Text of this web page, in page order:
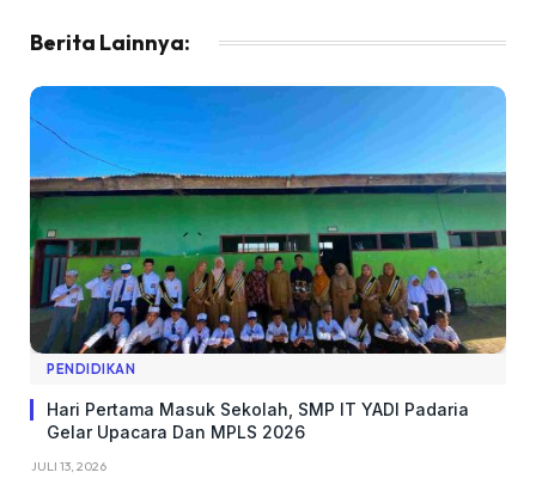
Berita Lainnya:
PENDIDIKAN
Hari Pertama Masuk Sekolah, SMP IT YADI Padaria
Gelar Upacara Dan MPLS 2026
JULI 13, 2026